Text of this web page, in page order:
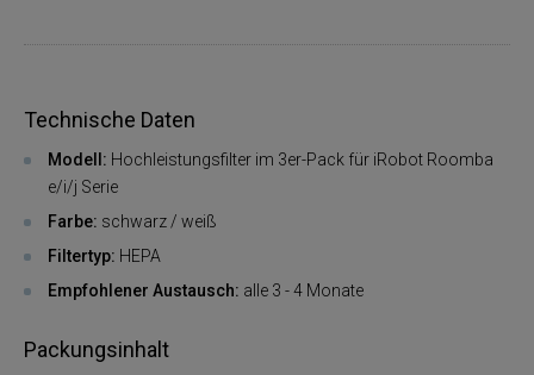
Technische Daten
Modell: Hochleistungsfilter im 3er-Pack für iRobot Roomba
e/i/j Serie
Farbe: schwarz / weiß
Filtertyp: HEPA
Empfohlener Austausch: alle 3 - 4 Monate
Packungsinhalt